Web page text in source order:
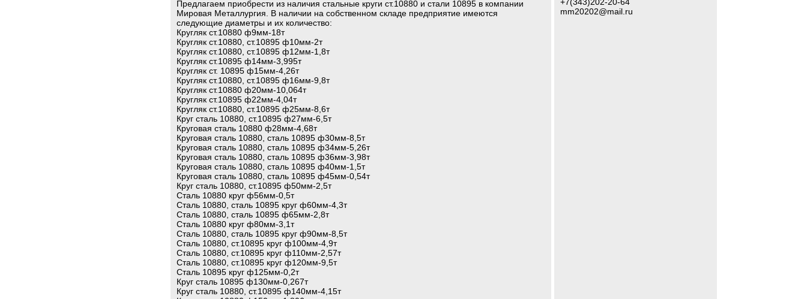
Предлагаем приобрести из наличия стальные круги ст.10880 и стали 10895 в компании
Мировая Металлургия. В наличии на собственном складе предприятие имеются
следующие диаметры и их количество:
Кругляк ст.10880 ф9мм-18т
Кругляк ст.10880, ст.10895 ф10мм-2т
Кругляк ст.10880, ст.10895 ф12мм-1,8т
Кругляк ст.10895 ф14мм-3,995т
Кругляк ст. 10895 ф15мм-4,26т
Кругляк ст.10880, ст.10895 ф16мм-9,8т
Кругляк ст.10880 ф20мм-10,064т
Кругляк ст.10895 ф22мм-4,04т
Кругляк ст.10880, ст.10895 ф25мм-8,6т
Круг сталь 10880, ст.10895 ф27мм-6,5т
Круговая сталь 10880 ф28мм-4,68т
Круговая сталь 10880, сталь 10895 ф30мм-8,5т
Круговая сталь 10880, сталь 10895 ф34мм-5,26т
Круговая сталь 10880, сталь 10895 ф36мм-3,98т
Круговая сталь 10880, сталь 10895 ф40мм-1,5т
Круговая сталь 10880, сталь 10895 ф45мм-0,54т
Круг сталь 10880, ст.10895 ф50мм-2,5т
Сталь 10880 круг ф56мм-0,5т
Сталь 10880, сталь 10895 круг ф60мм-4,3т
Сталь 10880, сталь 10895 ф65мм-2,8т
Сталь 10880 круг ф80мм-3,1т
Сталь 10880, сталь 10895 круг ф90мм-8,5т
Сталь 10880, ст.10895 круг ф100мм-4,9т
Сталь 10880, ст.10895 круг ф110мм-2,57т
Сталь 10880, ст.10895 круг ф120мм-9,5т
Сталь 10895 круг ф125мм-0,2т
Круг сталь 10895 ф130мм-0,267т
Круг сталь 10880, ст.10895 ф140мм-4,15т
mm20202@mail.ru